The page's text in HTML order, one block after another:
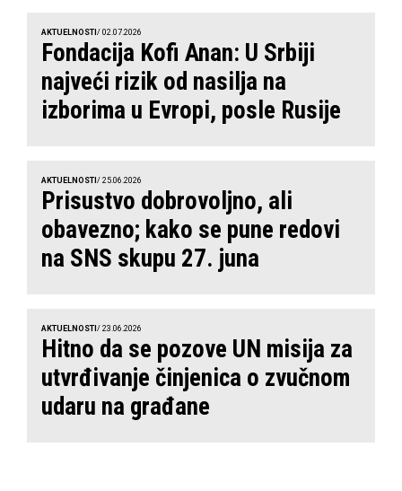
AKTUELNOSTI / 02.07.2026
Fondacija Kofi Anan: U Srbiji
najveći rizik od nasilja na
izborima u Evropi, posle Rusije
AKTUELNOSTI / 25.06.2026
Prisustvo dobrovoljno, ali
obavezno; kako se pune redovi
na SNS skupu 27. juna
AKTUELNOSTI / 23.06.2026
Hitno da se pozove UN misija za
utvrđivanje činjenica o zvučnom
udaru na građane